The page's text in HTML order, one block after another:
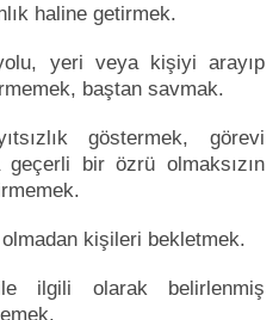
haline getirmek.
yeri veya kişiyi arayıp
baştan savmak.
göstermek, görevi
bir özrü olmaksızın
kişileri bekletmek.
ilgili olarak belirlenmiş